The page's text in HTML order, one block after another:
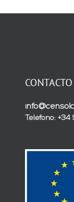
CONTACTO
Teléfono: